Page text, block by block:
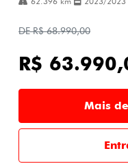
DE R$ 68.990,00
R$
Mais